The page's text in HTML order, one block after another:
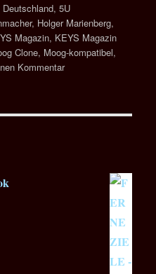
Deutschland,5U
, Holger Marienberg,
Magazin, KEYS Magazin
Clone, Moog-kompatibel,
Kommentarzu
Teil
Modularsysteme